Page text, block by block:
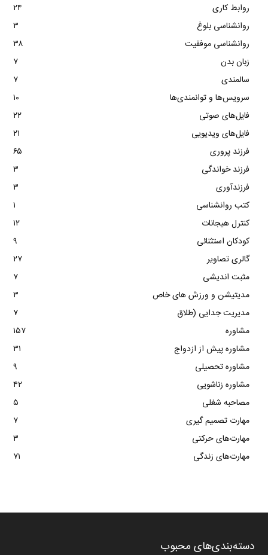
روابط کاری
۲۴
روانشناسی بلوغ
۳
روانشناسی موفقیت
۳۸
زبان بدن
۷
سالمندی
۷
سرویس‌ها و توانمندی‌ها
۱۰
فایل‌های صوتی
۲۲
فایل‌های ویدیویی
۲۱
فرزند پروری
۶۵
فرزند خواندگی
۳
فرزندآوری
۳
کتب روانشناسی
۱
کنترل هیجانات
۱۲
کودکان استثنائی
۹
گالری تصاویر
۲۷
مثبت اندیشی
۷
مدیتیشن و ورزش های خاص
۳
مدیریت جدایی (طلاق
۷
مشاوره
۱۵۷
مشاوره پیش از ازدواج
۳۱
مشاوره تحصیلی
۹
مشاوره زناشویی
۴۲
مصاحبه شغلی
۵
مهارت تصمیم گیری
۷
مهارت‌های حرکتی
۳
مهارت‌های زندگی
۷۱
دسته‌بندی‌های محبوب